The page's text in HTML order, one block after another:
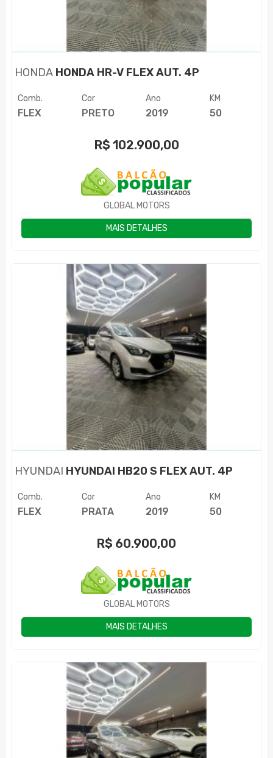
HONDA HONDA HR-V FLEX AUT. 4P
Comb.
FLEX
Cor
PRETO
Ano
2019
KM
50
R$ 102.900,00
GLOBAL MOTORS
MAIS DETALHES
HYUNDAI HYUNDAI HB20 S FLEX AUT. 4P
Comb.
FLEX
Cor
PRATA
Ano
2019
KM
50
R$ 60.900,00
GLOBAL MOTORS
MAIS DETALHES